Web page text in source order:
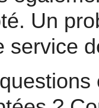
Un
service